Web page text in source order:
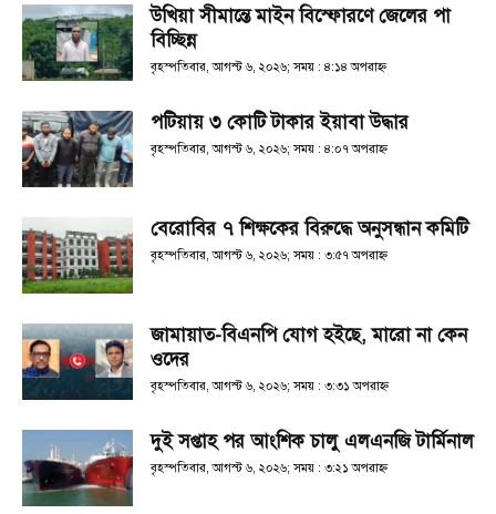
উখিয়া সীমান্তে মাইন বিস্ফোরণে জেলের পা
বিচ্ছিন্ন
বৃহস্পতিবার, আগস্ট ৬, ২০২৬; সময় : ৪:১৪ অপরাহ্ণ
পটিয়ায় ৩ কোটি টাকার ইয়াবা উদ্ধার
বৃহস্পতিবার, আগস্ট ৬, ২০২৬; সময় : ৪:০৭ অপরাহ্ণ
বেরোবির ৭ শিক্ষকের বিরুদ্ধে অনুসন্ধান কমিটি
বৃহস্পতিবার, আগস্ট ৬, ২০২৬; সময় : ৩:৫৭ অপরাহ্ণ
জামায়াত-বিএনপি যোগ হইছে, মারো না কেন
ওদের
বৃহস্পতিবার, আগস্ট ৬, ২০২৬; সময় : ৩:৩১ অপরাহ্ণ
দুই সপ্তাহ পর আংশিক চালু এলএনজি টার্মিনাল
বৃহস্পতিবার, আগস্ট ৬, ২০২৬; সময় : ৩:২১ অপরাহ্ণ